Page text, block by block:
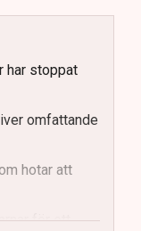
har stoppat
omfattande
hotar att
för ett